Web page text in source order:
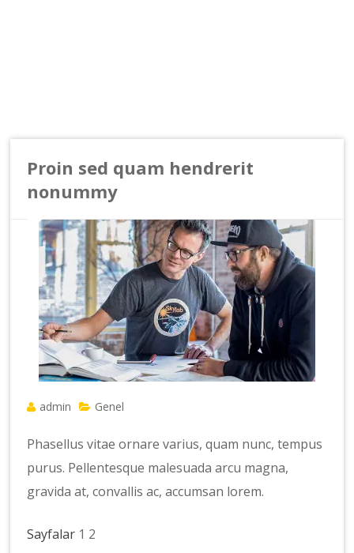
Proin sed quam hendrerit
nonummy
admin Genel
Phasellus vitae ornare varius, quam nunc, tempus
purus. Pellentesque malesuada arcu magna,
gravida at, convallis ac, accumsan lorem.
Sayfalar 1 2